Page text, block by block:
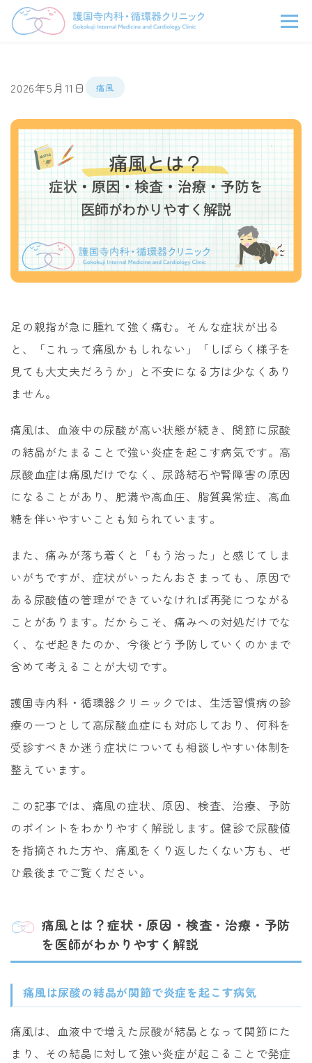
2026年5月11日 痛風
足の親指が急に腫れて強く痛む。そんな症状が出る
と、「これって痛風かもしれない」「しばらく様子を
見ても大丈夫だろうか」と不安になる方は少なくあり
ません。
痛風は、血液中の尿酸が高い状態が続き、関節に尿酸
の結晶がたまることで強い炎症を起こす病気です。高
尿酸血症は痛風だけでなく、尿路結石や腎障害の原因
になることがあり、肥満や高血圧、脂質異常症、高血
糖を伴いやすいことも知られています。
また、痛みが落ち着くと「もう治った」と感じてしま
いがちですが、症状がいったんおさまっても、原因で
ある尿酸値の管理ができていなければ再発につながる
ことがあります。だからこそ、痛みへの対処だけでな
く、なぜ起きたのか、今後どう予防していくのかまで
含めて考えることが大切です。
護国寺内科・循環器クリニックでは、生活習慣病の診
療の一つとして高尿酸血症にも対応しており、何科を
受診すべきか迷う症状についても相談しやすい体制を
整えています。
この記事では、痛風の症状、原因、検査、治療、予防
のポイントをわかりやすく解説します。健診で尿酸値
を指摘された方や、痛風をくり返したくない方も、ぜ
ひ最後までご覧ください。
痛風とは？症状・原因・検査・治療・予防
を医師がわかりやすく解説
痛風は尿酸の結晶が関節で炎症を起こす病気
痛風は、血液中で増えた尿酸が結晶となって関節にた
まり、その結晶に対して強い炎症が起こることで発症